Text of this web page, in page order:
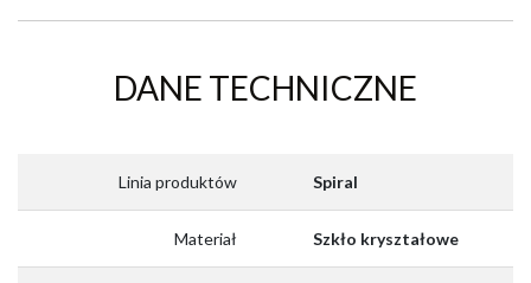
DANE TECHNICZNE
Linia produktów Spiral
Materiał Szkło kryształowe